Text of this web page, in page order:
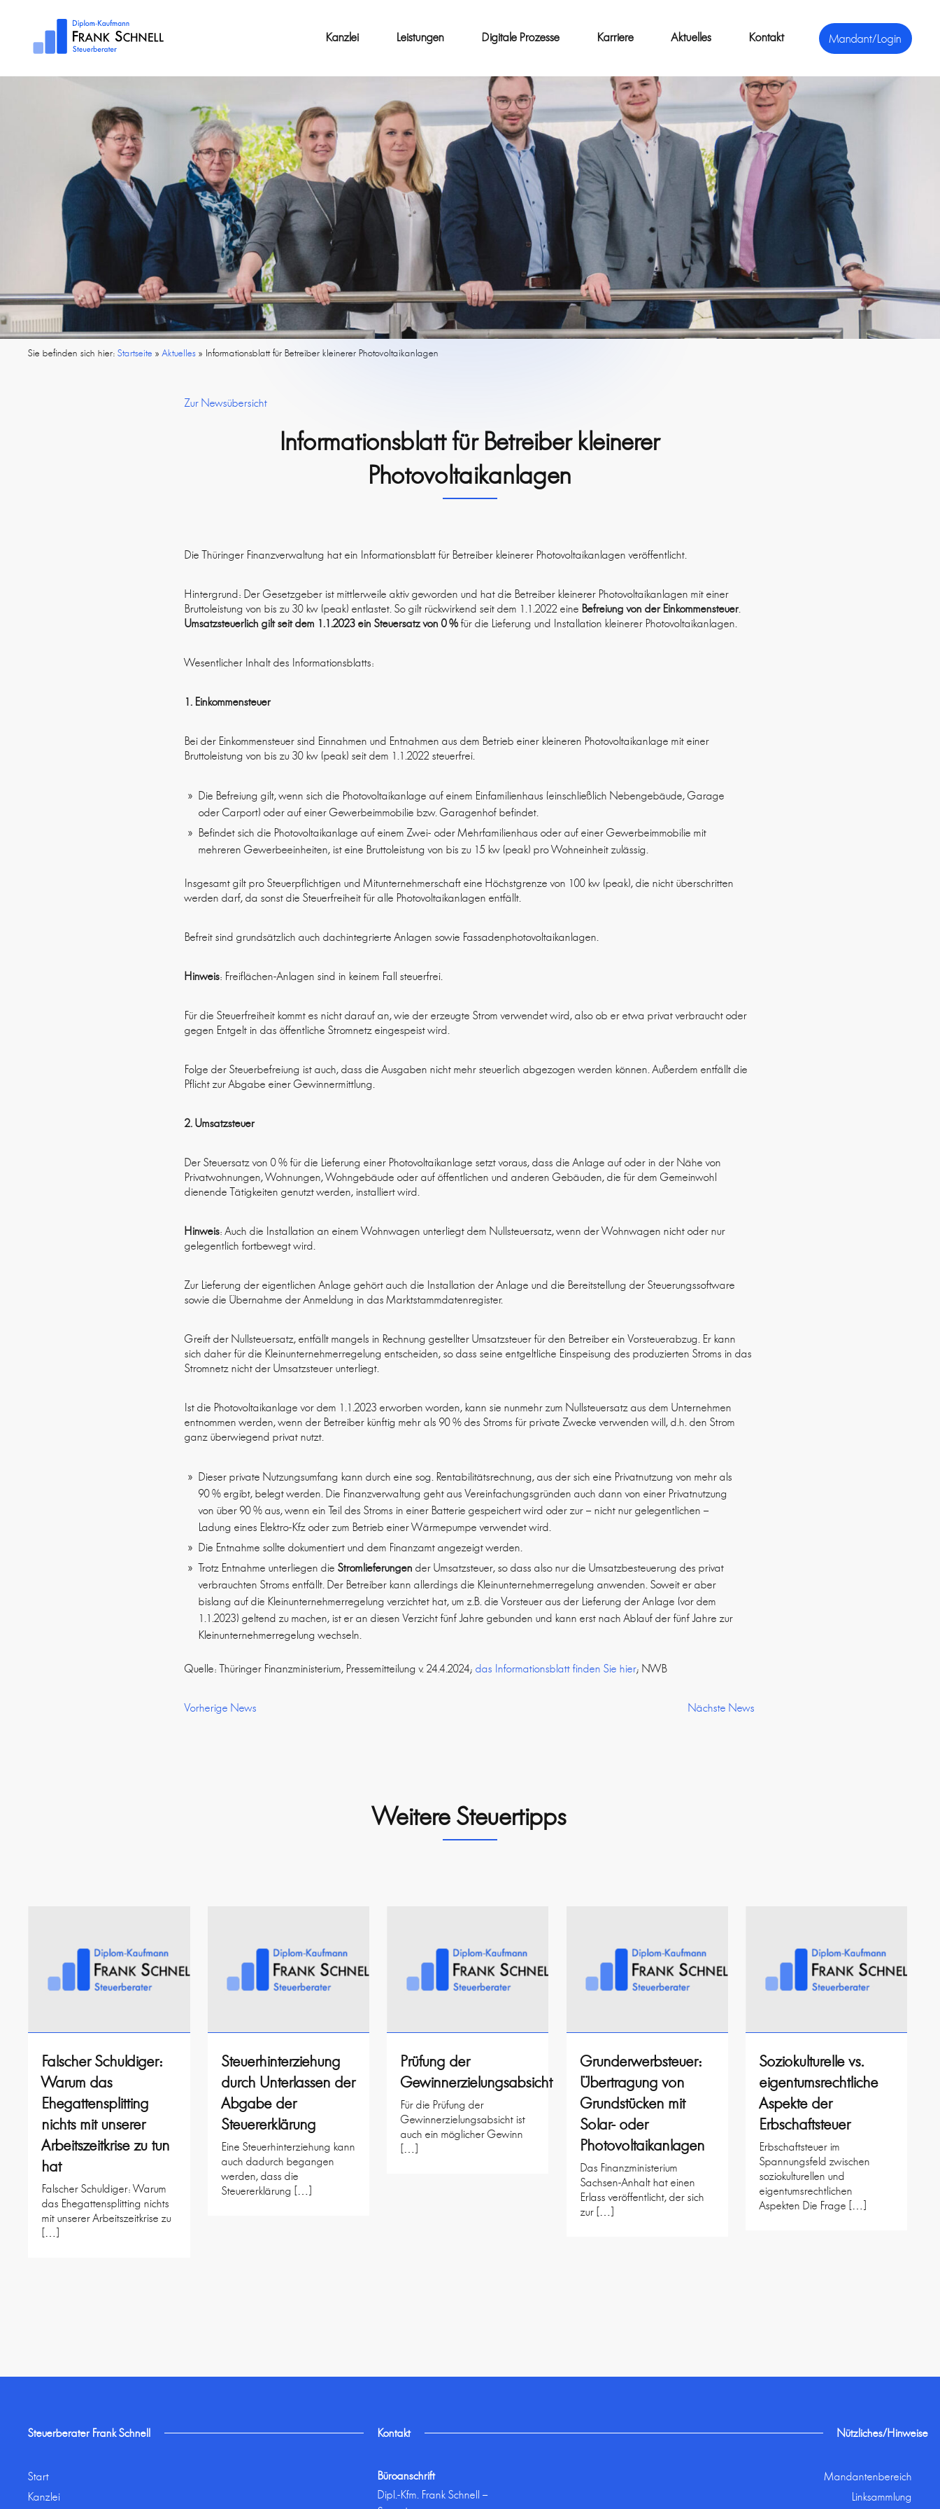
Mandant/Login
Kanzlei Leistungen Digitale Prozesse Karriere Aktuelles Kontakt
Sie befinden sich hier:Startseite »Aktuelles » Informationsblatt für Betreiber kleinerer Photovoltaikanlagen
Zur Newsübersicht
Informationsblatt für Betreiber kleinerer
Photovoltaikanlagen
Die Thüringer Finanzverwaltung hat ein Informationsblatt für Betreiber kleinerer Photovoltaikanlagen veröffentlicht.
Hintergrund: Der Gesetzgeber ist mittlerweile aktiv geworden und hat die Betreiber kleinerer Photovoltaikanlagen mit einer
Bruttoleistung von bis zu 30 kw (peak) entlastet. So gilt rückwirkend seit dem 1.1.2022 eine Befreiung von der Einkommensteuer.
Umsatzsteuerlich gilt seit dem 1.1.2023 ein Steuersatz von 0 % für die Lieferung und Installation kleinerer Photovoltaikanlagen.
Wesentlicher Inhalt des Informationsblatts:
1. Einkommensteuer
Bei der Einkommensteuer sind Einnahmen und Entnahmen aus dem Betrieb einer kleineren Photovoltaikanlage mit einer
Bruttoleistung von bis zu 30 kw (peak) seit dem 1.1.2022 steuerfrei.
Die Befreiung gilt, wenn sich die Photovoltaikanlage auf einem Einfamilienhaus (einschließlich Nebengebäude, Garage
oder Carport) oder auf einer Gewerbeimmobilie bzw. Garagenhof befindet.
Befindet sich die Photovoltaikanlage auf einem Zwei- oder Mehrfamilienhaus oder auf einer Gewerbeimmobilie mit
mehreren Gewerbeeinheiten, ist eine Bruttoleistung von bis zu 15 kw (peak) pro Wohneinheit zulässig.
Insgesamt gilt pro Steuerpflichtigen und Mitunternehmerschaft eine Höchstgrenze von 100 kw (peak), die nicht überschritten
werden darf, da sonst die Steuerfreiheit für alle Photovoltaikanlagen entfällt.
Befreit sind grundsätzlich auch dachintegrierte Anlagen sowie Fassadenphotovoltaikanlagen.
Hinweis: Freiflächen-Anlagen sind in keinem Fall steuerfrei.
Für die Steuerfreiheit kommt es nicht darauf an, wie der erzeugte Strom verwendet wird, also ob er etwa privat verbraucht oder
gegen Entgelt in das öffentliche Stromnetz eingespeist wird.
Folge der Steuerbefreiung ist auch, dass die Ausgaben nicht mehr steuerlich abgezogen werden können. Außerdem entfällt die
Pflicht zur Abgabe einer Gewinnermittlung.
2. Umsatzsteuer
Der Steuersatz von 0 % für die Lieferung einer Photovoltaikanlage setzt voraus, dass die Anlage auf oder in der Nähe von
Privatwohnungen, Wohnungen, Wohngebäude oder auf öffentlichen und anderen Gebäuden, die für dem Gemeinwohl
dienende Tätigkeiten genutzt werden, installiert wird.
Hinweis: Auch die Installation an einem Wohnwagen unterliegt dem Nullsteuersatz, wenn der Wohnwagen nicht oder nur
gelegentlich fortbewegt wird.
Zur Lieferung der eigentlichen Anlage gehört auch die Installation der Anlage und die Bereitstellung der Steuerungssoftware
sowie die Übernahme der Anmeldung in das Marktstammdatenregister.
Greift der Nullsteuersatz, entfällt mangels in Rechnung gestellter Umsatzsteuer für den Betreiber ein Vorsteuerabzug. Er kann
sich daher für die Kleinunternehmerregelung entscheiden, so dass seine entgeltliche Einspeisung des produzierten Stroms in das
Stromnetz nicht der Umsatzsteuer unterliegt.
Ist die Photovoltaikanlage vor dem 1.1.2023 erworben worden, kann sie nunmehr zum Nullsteuersatz aus dem Unternehmen
entnommen werden, wenn der Betreiber künftig mehr als 90 % des Stroms für private Zwecke verwenden will, d.h. den Strom
ganz überwiegend privat nutzt.
Dieser private Nutzungsumfang kann durch eine sog. Rentabilitätsrechnung, aus der sich eine Privatnutzung von mehr als
90 % ergibt, belegt werden. Die Finanzverwaltung geht aus Vereinfachungsgründen auch dann von einer Privatnutzung
von über 90 % aus, wenn ein Teil des Stroms in einer Batterie gespeichert wird oder zur – nicht nur gelegentlichen –
Ladung eines Elektro-Kfz oder zum Betrieb einer Wärmepumpe verwendet wird.
Die Entnahme sollte dokumentiert und dem Finanzamt angezeigt werden.
Trotz Entnahme unterliegen dieStromlieferungen der Umsatzsteuer, so dass also nur die Umsatzbesteuerung des privat
verbrauchten Stroms entfällt. Der Betreiber kann allerdings die Kleinunternehmerregelung anwenden. Soweit er aber
bislang auf die Kleinunternehmerregelung verzichtet hat, um z.B. die Vorsteuer aus der Lieferung der Anlage (vor dem
1.1.2023) geltend zu machen, ist er an diesen Verzicht fünf Jahre gebunden und kann erst nach Ablauf der fünf Jahre zur
Kleinunternehmerregelung wechseln.
Quelle: Thüringer Finanzministerium, Pressemitteilung v. 24.4.2024;das Informationsblatt finden Sie hier; NWB
Vorherige News Nächste News
Weitere Steuertipps
Falscher Schuldiger:
Warum das
Ehegattensplitting
nichts mit unserer
Arbeitszeitkrise zu tun
hat
Falscher Schuldiger: Warum
das Ehegattensplitting nichts
mit unserer Arbeitszeitkrise zu
[…]
Steuerhinterziehung
durch Unterlassen der
Abgabe der
Steuererklärung
Eine Steuerhinterziehung kann
auch dadurch begangen
werden, dass die
Steuererklärung […]
Prüfung der
Gewinnerzielungsabsicht
Für die Prüfung der
Gewinnerzielungsabsicht ist
auch ein möglicher Gewinn
[…]
Grunderwerbsteuer:
Übertragung von
Grundstücken mit
Solar- oder
Photovoltaikanlagen
Das Finanzministerium
Sachsen-Anhalt hat einen
Erlass veröffentlicht, der sich
zur […]
Soziokulturelle vs.
eigentumsrechtliche
Aspekte der
Erbschaftsteuer
Erbschaftsteuer im
Spannungsfeld zwischen
soziokulturellen und
eigentumsrechtlichen
Aspekten Die Frage […]
Steuerberater Frank Schnell
Start
Kanzlei
Kontakt
Büroanschrift
Dipl.-Kfm. Frank Schnell –
Nützliches/Hinweise
Mandantenbereich
Linksammlung